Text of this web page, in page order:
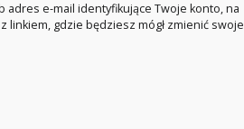
adres e-mail identyfikujące Twoje konto, na
linkiem, gdzie będziesz mógł zmienić swoje